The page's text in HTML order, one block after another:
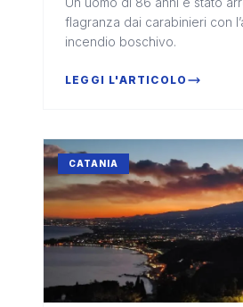
flagranza dai carabinieri con
incendio boschivo.
LEGGI L'ARTICOLO
CATANIA